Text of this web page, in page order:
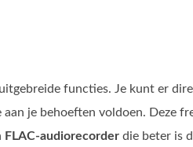
functies. Je kunt er
je behoeften voldoen. Deze
FLAC‑audiorecorder die beter is